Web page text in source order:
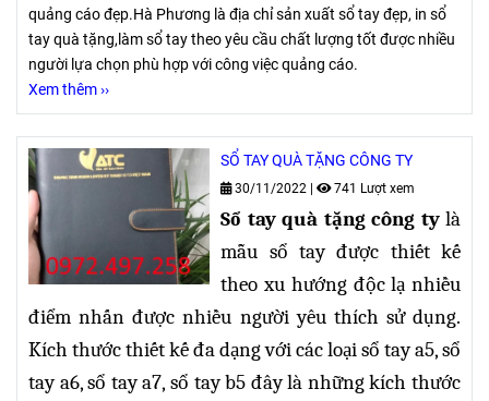
quảng cáo đẹp.Hà Phương là địa chỉ sản xuất sổ tay đẹp, in sổ
tay quà tặng,làm sổ tay theo yêu cầu chất lượng tốt được nhiều
người lựa chọn phù hợp với công việc quảng cáo.
Xem thêm ››
SỔ TAY QUÀ TẶNG CÔNG TY
30/11/2022 | 741 Lượt xem
Sổ tay quà tặng công ty là
mẫu sổ tay được thiết kế
theo xu hướng độc lạ nhiều
điểm nhấn được nhiều người yêu thích sử dụng.
Kích thước thiết kế đa dạngvới các loại sổ tay a5, sổ
tay a6, sổ tay a7, sổ tay b5 đây là những kích thước